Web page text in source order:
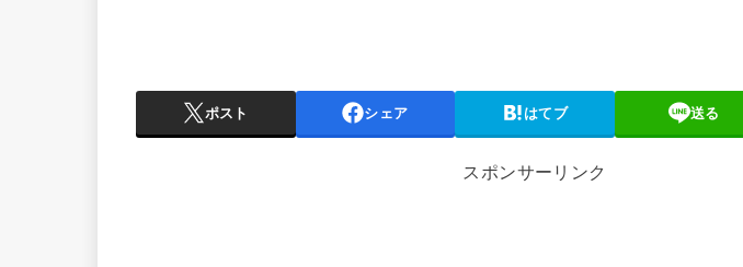
ポスト シェア はてブ 送る
スポンサーリンク